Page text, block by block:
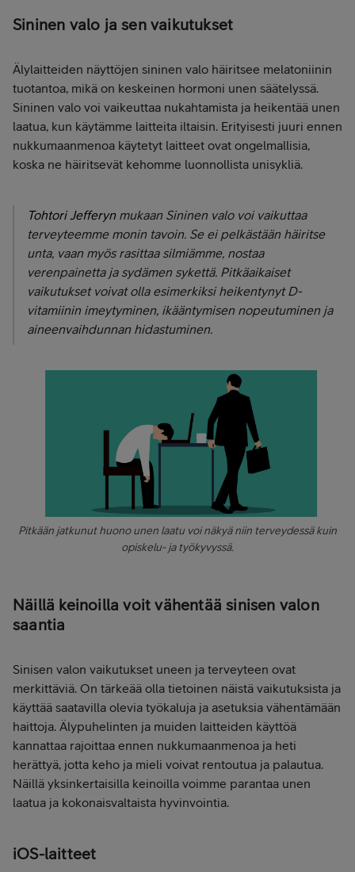
Sininen valo ja sen vaikutukset
Älylaitteiden näyttöjen sininen valo häiritsee melatoniinin
tuotantoa, mikä on keskeinen hormoni unen säätelyssä.
Sininen valo voi vaikeuttaa nukahtamista ja heikentää unen
laatua, kun käytämme laitteita iltaisin. Erityisesti juuri ennen
nukkumaanmenoa käytetyt laitteet ovat ongelmallisia,
koska ne häiritsevät kehomme luonnollista unisykliä.
Tohtori Jefferynmukaan Sininen valo voi vaikuttaa
terveyteemme monin tavoin. Se ei pelkästään häiritse
unta, vaan myös rasittaa silmiämme, nostaa
verenpainetta ja sydämen sykettä. Pitkäaikaiset
vaikutukset voivat olla esimerkiksi heikentynyt D-
vitamiinin imeytyminen, ikääntymisen nopeutuminen ja
aineenvaihdunnan hidastuminen.
Pitkään jatkunut huono unen laatu voi näkyä niin terveydessä kuin
opiskelu- ja työkyvyssä.
Näillä keinoilla voit vähentää sinisen valon
saantia
Sinisen valon vaikutukset uneen ja terveyteen ovat
merkittäviä. On tärkeää olla tietoinen näistä vaikutuksista ja
käyttää saatavilla olevia työkaluja ja asetuksia vähentämään
haittoja. Älypuhelinten ja muiden laitteiden käyttöä
kannattaa rajoittaa ennen nukkumaanmenoa ja heti
herättyä, jotta keho ja mieli voivat rentoutua ja palautua.
Näillä yksinkertaisilla keinoilla voimme parantaa unen
laatua ja kokonaisvaltaista hyvinvointia.
iOS-laitteet